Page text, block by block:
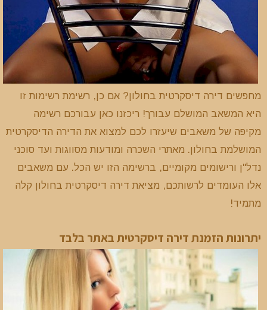
מחפשים דירה דיסקרטית בחולון? אם כן, רשימת רשימות זו
היא המשאב המושלם עבורך! ריכזנו כאן עבורכם רשימה
מקיפה של משאבים שיעזרו לכם למצוא את הדירה הדיסקרטית
המושלמת בחולון. מאתרי השכרה ומודעות מסווגות ועד סוכני
נדל"ן ורישומים מקומיים, ברשימה הזו יש הכל. עם משאבים
אלו העומדים לרשותכם, מציאת דירה דיסקרטית בחולון קלה
מתמיד!
יתרונות הזמנת דירה דיסקרטית באתר בלבד